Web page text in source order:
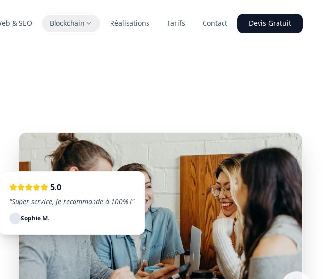
& SEO Blockchain Réalisations Tarifs Contact Devis Gratuit
5.0
"Super service, je recommande à 100% !"
Sophie M.